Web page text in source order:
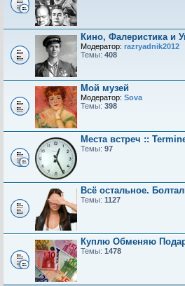
Кино, Фалеристика и
Модератор: razryadnik2012
Темы: 408
Мой музей
Модератор: Sova
Темы: 398
Места встреч ::
Темы: 97
Всё остальное.
Темы: 1127
Куплю Обменяю
Темы: 1478